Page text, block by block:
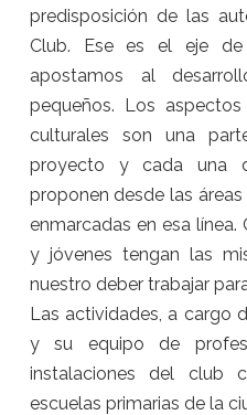
predisposición de las
Club. Ese es el eje de
apostamos al
pequeños. Los
culturales son una
proyecto y cada una
proponen desde las
enmarcadas en esa línea.
y jóvenes tengan las
nuestro deber trabajar
Las actividades, a cargo
y su equipo de
instalaciones del club
escuelas primarias de la